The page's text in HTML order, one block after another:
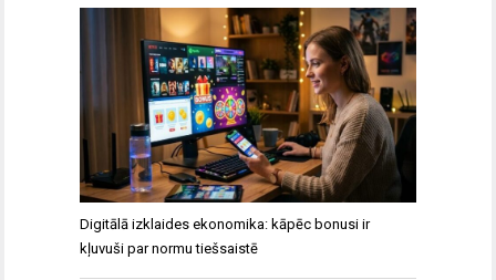
Digitālā izklaides ekonomika: kāpēc bonusi ir
kļuvuši par normu tiešsaistē